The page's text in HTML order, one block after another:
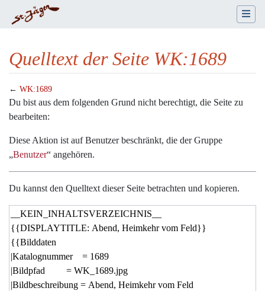
Quelltext der Seite WK:1689
← WK:1689
Wechseln zu:Navigation,Suche
Du bist aus dem folgenden Grund nicht berechtigt, die Seite zu
bearbeiten:
Diese Aktion ist auf Benutzer beschränkt, die der Gruppe
„Benutzer“ angehören.
Du kannst den Quelltext dieser Seite betrachten und kopieren.